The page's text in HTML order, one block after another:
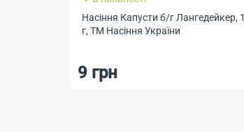
Насіння Капусти б/г Лангедейкер, 1
г, ТМ Насіння України
9 грн